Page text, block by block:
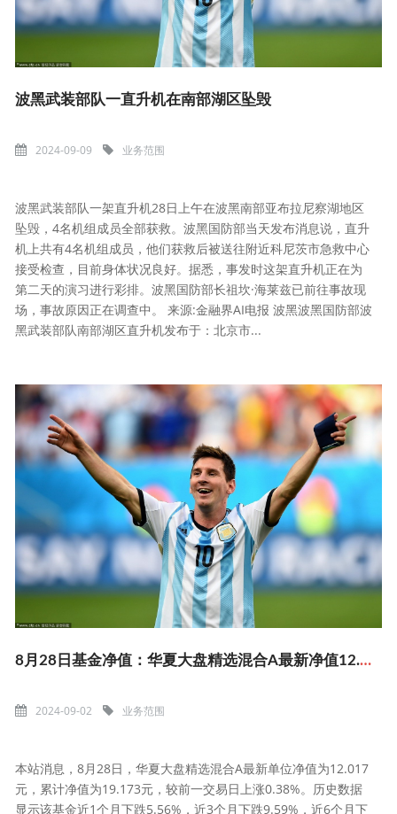
波黑武装部队一直升机在南部湖区坠毁
2024-09-09 业务范围
波黑武装部队一架直升机28日上午在波黑南部亚布拉尼察湖地区
坠毁，4名机组成员全部获救。波黑国防部当天发布消息说，直升
机上共有4名机组成员，他们获救后被送往附近科尼茨市急救中心
接受检查，目前身体状况良好。据悉，事发时这架直升机正在为
第二天的演习进行彩排。波黑国防部长祖坎·海莱兹已前往事故现
场，事故原因正在调查中。 来源:金融界AI电报 波黑波黑国防部波
黑武装部队南部湖区直升机发布于：北京市...
8月28日基金净值：华夏大盘精选混合A最新净值12.017，涨0.38%
2024-09-02 业务范围
本站消息，8月28日，华夏大盘精选混合A最新单位净值为12.017
元，累计净值为19.173元，较前一交易日上涨0.38%。历史数据
显示该基金近1个月下跌5.56%，近3个月下跌9.59%，近6个月下